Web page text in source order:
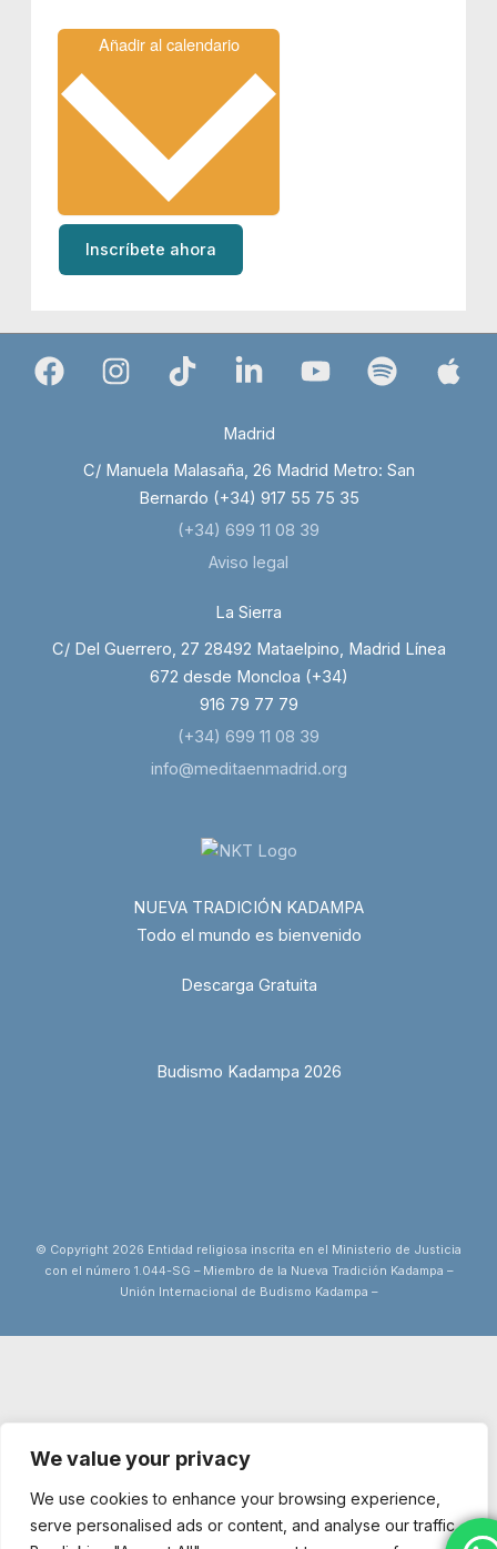
We value your privacy
We use cookies to enhance your browsing experience,
serve personalised ads or content, and analyse our traffic.
Añadir al calendario
Inscríbete ahora
Madrid
C/ Manuela Malasaña, 26 Madrid Metro: San
Bernardo (+34) 917 55 75 35
(+34) 699 11 08 39
Aviso legal
La Sierra
C/ Del Guerrero, 27 28492 Mataelpino, Madrid Línea
672 desde Moncloa (+34)
916 79 77 79
(+34) 699 11 08 39
info@meditaenmadrid.org
NUEVA TRADICIÓN KADAMPA
Todo el mundo es bienvenido
Descarga Gratuita
Budismo Kadampa 2026
© Copyright 2026 Entidad religiosa inscrita en el Ministerio de Justicia
con el número 1.044-SG – Miembro de la Nueva Tradición Kadampa –
Unión Internacional de Budismo Kadampa –